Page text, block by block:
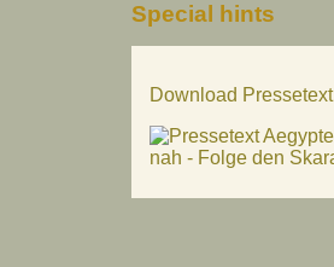
Special hints
Download Pressetext